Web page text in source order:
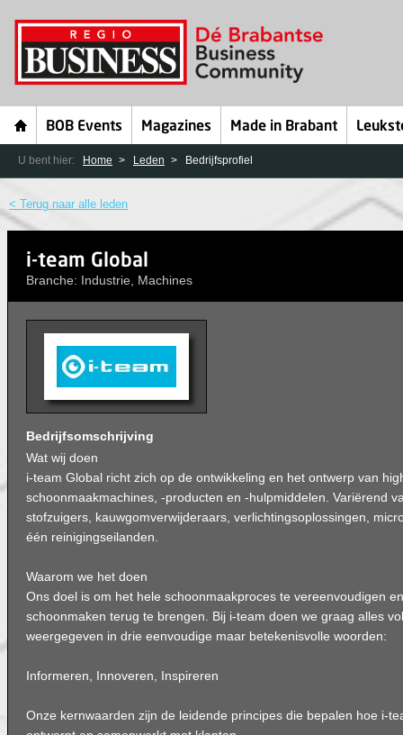
BOB Events Magazines Made in Brabant
U bent hier: Home Leden Bedrijfsprofiel
< Terug naar alle leden
i-team Global
Branche: Industrie, Machines
Bedrijfsomschrijving
Wat wij doen
i-team Global richt zich op de ontwikkeling en het ontwerp van
schoonmaakmachines, -producten en -hulpmiddelen. Variërend
stofzuigers, kauwgomverwijderaars, verlichtingsoplossingen,
één reinigingseilanden.
Waarom we het doen
Ons doel is om het hele schoonmaakproces te vereenvoudigen
schoonmaken terug te brengen. Bij i-team doen we graag alles
weergegeven in drie eenvoudige maar betekenisvolle woorden:
Informeren, Innoveren, Inspireren
Onze kernwaarden zijn de leidende principes die bepalen hoe i-